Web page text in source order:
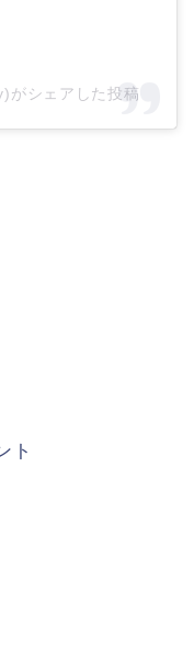
がシェアした投稿
ト